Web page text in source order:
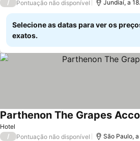
/ Pontuação não disponível Jundiaí, a
Selecione as datas para ver os
exatos.
Hotel
Parthenon The Grapes
/ Pontuação não disponível